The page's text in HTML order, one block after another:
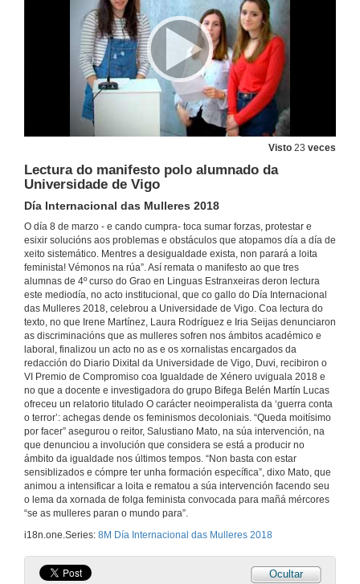
Visto 23 veces
Lectura do manifesto polo alumnado da
Universidade de Vigo
Día Internacional das Mulleres 2018
O día 8 de marzo - e cando cumpra- toca sumar forzas, protestar e
esixir solucións aos problemas e obstáculos que atopamos día a día de
xeito sistemático. Mentres a desigualdade exista, non parará a loita
feminista! Vémonos na rúa”. Así remata o manifesto ao que tres
alumnas de 4º curso do Grao en Linguas Estranxeiras deron lectura
este mediodía, no acto institucional, que co gallo do Día Internacional
das Mulleres 2018, celebrou a Universidade de Vigo. Coa lectura do
texto, no que Irene Martínez, Laura Rodríguez e Iria Seijas denunciaron
as discriminacións que as mulleres sofren nos ámbitos académico e
laboral, finalizou un acto no as e os xornalistas encargados da
redacción do Diario Dixital da Universidade de Vigo, Duvi, recibiron o
VI Premio de Compromiso coa Igualdade de Xénero uviguala 2018 e
no que a docente e investigadora do grupo Bifega Belén Martín Lucas
ofreceu un relatorio titulado O carácter neoimperalista da ‘guerra conta
o terror’: achegas dende os feminismos decoloniais. “Queda moitísimo
por facer” asegurou o reitor, Salustiano Mato, na súa intervención, na
que denunciou a involución que considera se está a producir no
ámbito da igualdade nos últimos tempos. “Non basta con estar
sensiblizados e cómpre ter unha formación específica”, dixo Mato, que
animou a intensificar a loita e rematou a súa intervención facendo seu
o lema da xornada de folga feminista convocada para mañá mércores
“se as mulleres paran o mundo para”.
i18n.one.Series: 8M Día Internacional das Mulleres 2018
Ocultar